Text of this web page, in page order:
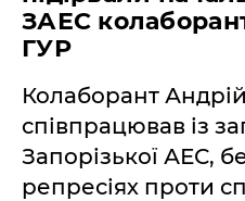
ЗАЕС
ГУР
Колаборант
співпрацював із
Запорізької АЕС,
репресіях проти